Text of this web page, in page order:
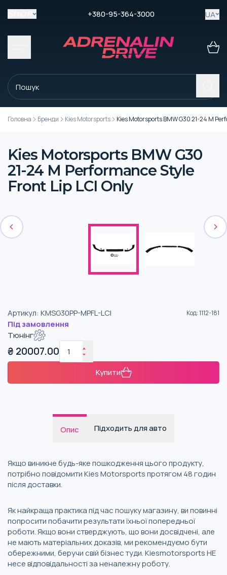
+380-95-364-3000 UA
Головна Бренди Kies Motorsports Kies Motorsports BMW G30 21-24 M
Kies Motorsports BMW G30
21-24 M Performance Style
Front Lip LCI Only
Артикул: KMSG30PP-MPFL-LCI Код:1112-181
Під замовлення
Тюнінг
₴ 20007.00
Купити
Опис Підходить для авто
Якщо виникне будь-яке пошкодження цього продукту,
потрібно повідомити Kies Motorsports протягом 48 годин
після доставки.
Як найкраща практика під час пошуку магазину, ви повинні
попросити побачити результати їхньої попередньої
роботи. Якщо вони стверджують, що вони досвідчені, але
не мають матеріальних доказів, ми рекомендуємо бути
обережними, беручи свій бізнес туди. Kiesmotorsports НЕ
несе відповідальності за неналежну роботу.